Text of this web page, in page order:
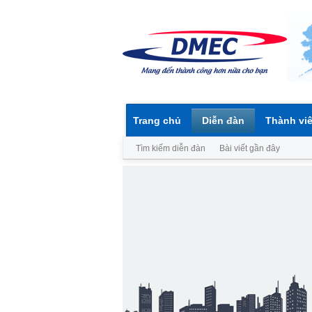
Trang chủ Diễn đàn
Tìm kiếm diễn đàn Bài viết gần đây
Thành